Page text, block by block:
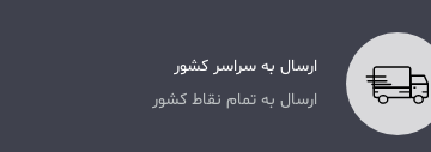
ارسال به سراسر کشور
ارسال به تمام نقاط کشور